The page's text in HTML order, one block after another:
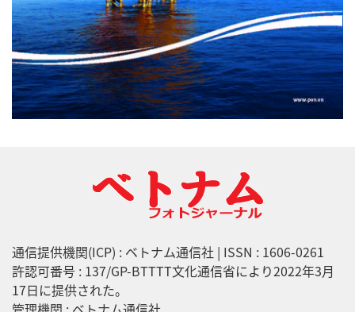
通信提供機関(ICP) : ベトナム通信社 | ISSN : 1606-0261
許認可番号 : 137/GP-BTTTT文化通信省により2022年3月
17日に提供された。